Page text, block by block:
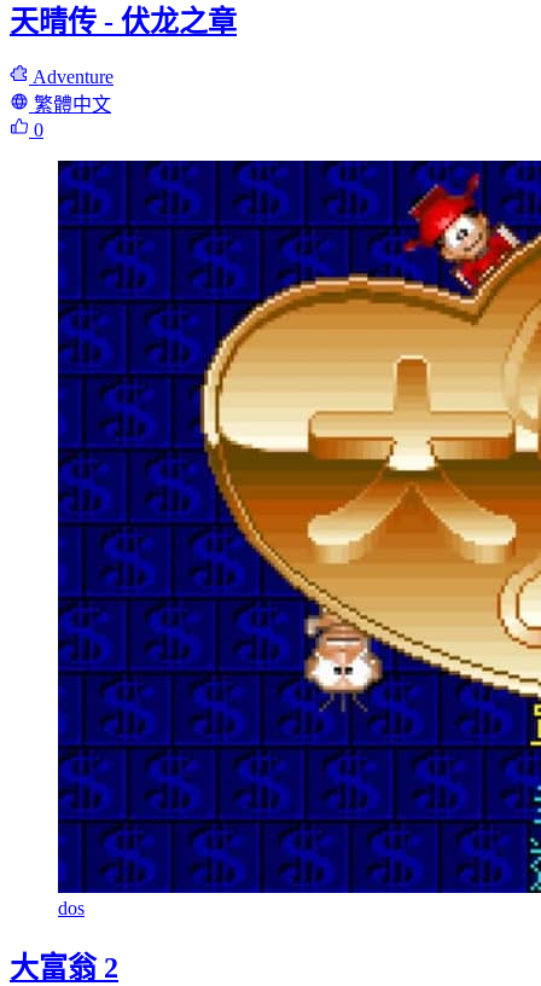
天晴传 - 伏龙之章
Adventure
繁體中文
0
dos
大富翁 2